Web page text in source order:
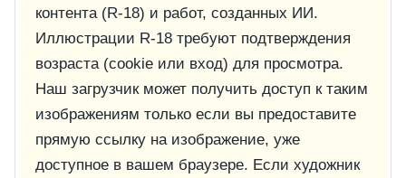
контента (R-18) и работ, созданных ИИ.
Иллюстрации R-18 требуют подтверждения
возраста (cookie или вход) для просмотра.
Наш загрузчик может получить доступ к таким
изображениям только если вы предоставите
прямую ссылку на изображение, уже
доступное в вашем браузере. Если художник